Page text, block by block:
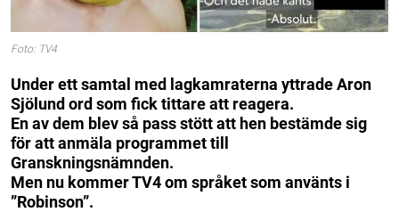
Foto: TV4
Under ett samtal med lagkamraterna yttrade Aron
Sjölund ord som fick tittare att reagera.
En av dem blev så pass stött att hen bestämde sig
för att anmäla programmet till
Granskningsnämnden.
Men nu kommer TV4 om språket som använts i
”Robinson”.